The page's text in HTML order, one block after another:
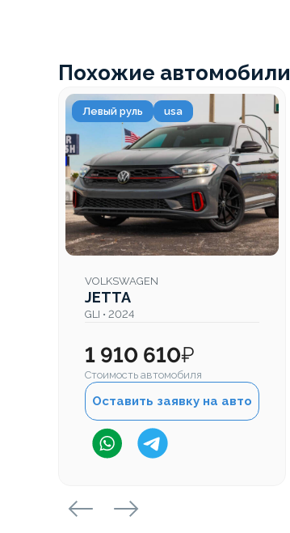
Похожие автомобили
Левый руль usa
VOLKSWAGEN
JETTA
GLI • 2024
1 910 610₽
Стоимость автомобиля
Оставить заявку на авто